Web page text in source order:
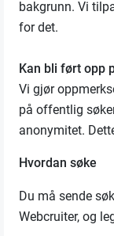
bakgrunn. Vi
for det.
Kan bli ført opp
Vi gjør
på offentlig
anonymitet.
Hvordan søke
Du må sende
Webcruiter, og